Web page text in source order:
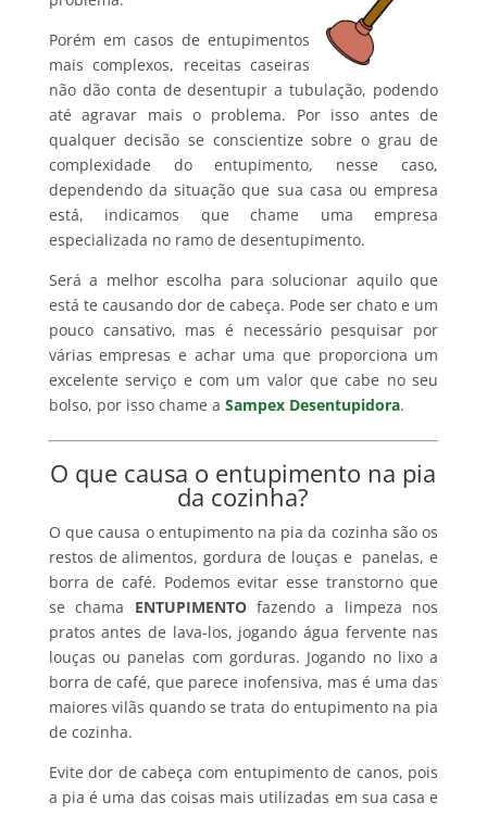
Porém em casos de entupimentos
mais complexos, receitas caseiras
não dão conta de desentupir a tubulação, podendo
até agravar mais o problema. Por isso antes de
qualquer decisão se conscientize sobre o grau de
complexidade do entupimento, nesse caso,
dependendo da situação que sua casa ou empresa
está, indicamos que chame uma empresa
especializada no ramo de desentupimento.
Será a melhor escolha para solucionar aquilo que
está te causando dor de cabeça. Pode ser chato e um
pouco cansativo, mas é necessário pesquisar por
várias empresas e achar uma que proporciona um
excelente serviço e com um valor que cabe no seu
bolso, por isso chame a Sampex Desentupidora.
O que causa o entupimento na pia
da cozinha?
O que causa o entupimento na pia da cozinha são os
restos de alimentos, gordura de louças e panelas, e
borra de café. Podemos evitar esse transtorno que
se chama ENTUPIMENTO fazendo a limpeza nos
pratos antes de lava-los, jogando água fervente nas
louças ou panelas com gorduras. Jogando no lixo a
borra de café, que parece inofensiva, mas é uma das
maiores vilãs quando se trata do entupimento na pia
de cozinha.
Evite dor de cabeça com entupimento de canos, pois
a pia é uma das coisas mais utilizadas em sua casa e